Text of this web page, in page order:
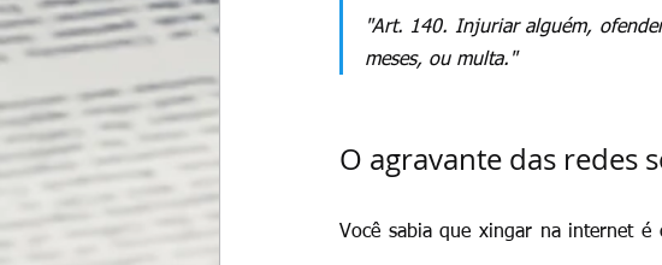
"Art. 140. Injuriar alguém,
meses, ou multa."
O agravante das redes
Você sabia que xingar na internet é